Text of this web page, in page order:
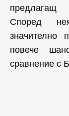
предлагащ
Според
значително
повече
сравнение с